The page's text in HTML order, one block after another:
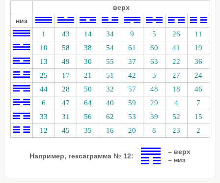
верх
низ
1
43 14 34 9 5 26
11
10
58 38 54 61 60 41
19
13
49 30 55 37 63 22
36
25
17 21 51 42 3 27
24
44
28 50 32 57 48 18
46
6
47 64 40 59 29 4
7
33
31 56 62 53 39 52
15
12
45 35 16 20 8 23 2
Например, гексаграмма № 12:
– верх
– низ